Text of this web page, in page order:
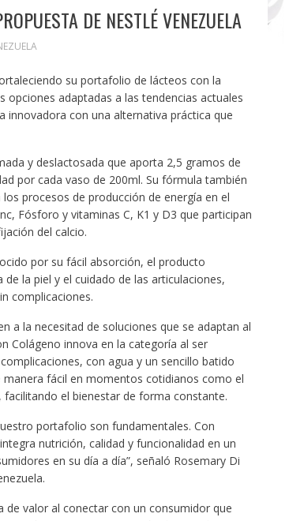
DE NESTLÉ VENEZUELA
su portafolio de lácteos con la
opciones adaptadas a las tendencias actuales
innovadora con una alternativa práctica que
y deslactosada que aporta 2,5 gramos de
por cada vaso de 200ml. Su fórmula también
procesos de producción de energía en el
Fósforo y vitaminas C, K1 y D3 que participan
del calcio.
por su fácil absorción, el producto
la piel y el cuidado de las articulaciones,
complicaciones.
a la necesitad de soluciones que se adaptan al
Colágeno innova en la categoría al ser
con agua y un sencillo batido
fácil en momentos cotidianos como el
el bienestar de forma constante.
portafolio son fundamentales. Con
nutrición, calidad y funcionalidad en un
en su día a día”, señaló Rosemary Di
de valor al conectar con un consumidor que